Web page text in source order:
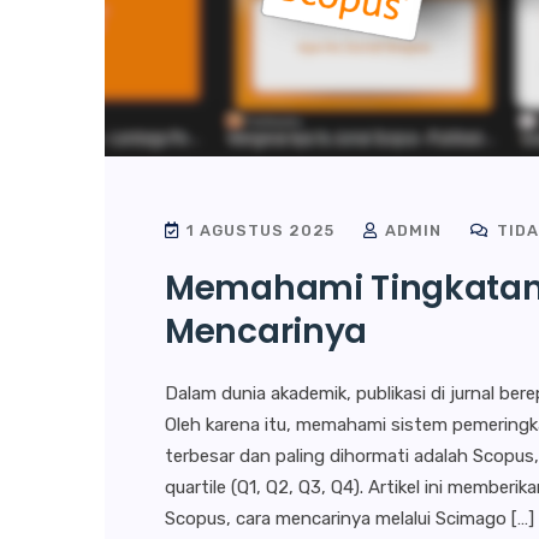
1 AGUSTUS 2025 ADMIN
Memahami
Mencarinya
Dalam dunia akademik, publikasi di jurnal
Oleh karena itu, memahami sistem
terbesar dan paling dihormati adalah
quartile (Q1, Q2, Q3, Q4). Artikel ini
Scopus, cara mencarinya melalui Scimago […]